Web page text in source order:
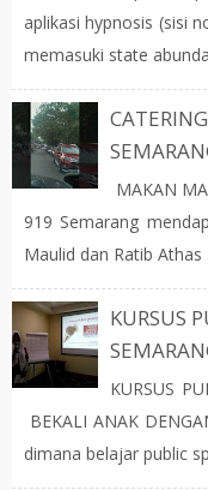
aplikasi hypnosis (sisi
memasuki state
MAKAN
919 Semarang
Maulid dan Ratib Athas
KURSUS
KURSUS
BEKALI ANAK
dimana belajar public